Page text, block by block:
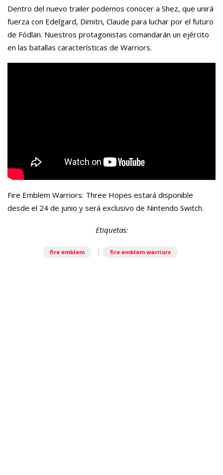
Dentro del nuevo trailer podemos conocer a Shez, que unirá
fuerza con Edelgard, Dimitri, Claude para luchar por el futuro
de Fódlan. Nuestros protagonistas comandarán un ejército
en las batallas características de Warriors.
Fire Emblem Warriors: Three Hopes estará disponible
desde el 24 de junio y será exclusivo de Nintendo Switch.
Etiquetas:
fire emblem | fire emblem warriors